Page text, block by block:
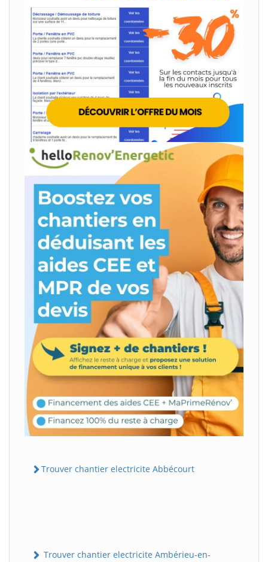
Trouver chantier electricite Abbécourt
Trouver chantier electricite Ambérieu-en-